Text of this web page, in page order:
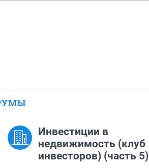
Инвестиции в
недвижимость (клуб
инвесторов) (часть 5)